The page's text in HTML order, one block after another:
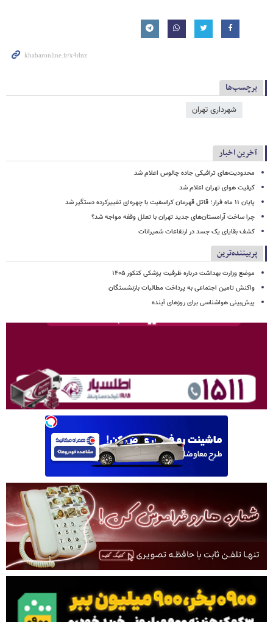
برچسب‌ها
شهرداری تهران
آخرین اخبار
محدودیت‌های ترافیکی جاده چالوس اعلام شد
کیفیت هوای تهران اعلام شد
پایان ۱۱ ماه فرار؛ قاتل قهرمان کراسفیت با چهره‌ای تغییرکرده دستگیر شد
چرا ساخت آرامستان‌های جدید تهران با تعلل وقفه مواجه شد؟
کشف بقایای یک جسد در ارتفاعات شمیرانات
پربیننده‌ترین
موضع وزارت بهداشت درباره ظرفیت پزشکی کنکور ۱۴۰۵
واکنش تامین اجتماعی به پرداخت مطالبات بازنشستگان
پیش‌بینی هواشناسی برای روزهای آینده